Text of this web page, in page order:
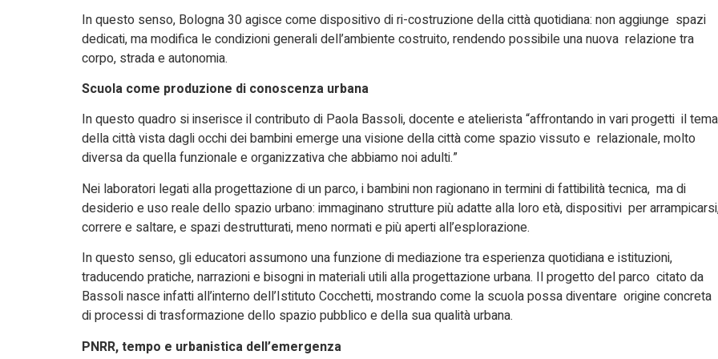
In questo senso, Bologna 30 agisce come dispositivo di ri-costruzione della città quotidiana: non aggiunge spazi
dedicati, ma modifica le condizioni generali dell’ambiente costruito, rendendo possibile una nuova relazione tra
corpo, strada e autonomia.
Scuola come produzione di conoscenza urbana
In questo quadro si inserisce il contributo di Paola Bassoli, docente e atelierista “affrontando in vari progetti il tema
della città vista dagli occhi dei bambini emerge una visione della città come spazio vissuto e relazionale, molto
diversa da quella funzionale e organizzativa che abbiamo noi adulti.”
Nei laboratori legati alla progettazione di un parco, i bambini non ragionano in termini di fattibilità tecnica, ma di
desiderio e uso reale dello spazio urbano: immaginano strutture più adatte alla loro età, dispositivi per
correre e saltare, e spazi destrutturati, meno normati e più aperti all’esplorazione.
In questo senso, gli educatori assumono una funzione di mediazione tra esperienza quotidiana e istituzioni,
traducendo pratiche, narrazioni e bisogni in materiali utili alla progettazione urbana. Il progetto del parco citato da
Bassoli nasce infatti all’interno dell’Istituto Cocchetti, mostrando come la scuola possa diventare origine concreta
di processi di trasformazione dello spazio pubblico e della sua qualità urbana.
PNRR, tempo e urbanistica dell’emergenza